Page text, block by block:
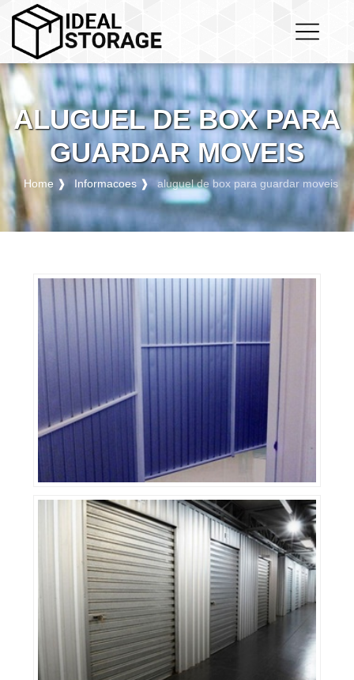
ALUGUEL DE BOX PARA
GUARDAR MOVEIS
Home ❱ Informacoes ❱ aluguel de box para guardar moveis